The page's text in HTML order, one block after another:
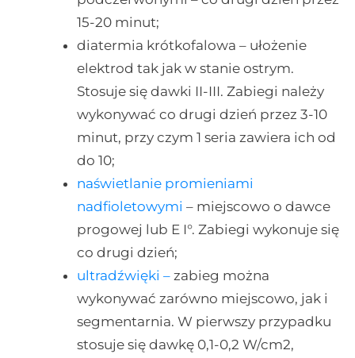
15-20 minut;
diatermia krótkofalowa – ułożenie
elektrod tak jak w stanie ostrym.
Stosuje się dawki II-III. Zabiegi należy
wykonywać co drugi dzień przez 3-10
minut, przy czym 1 seria zawiera ich od
do 10;
naświetlanie promieniami
nadfioletowymi – miejscowo o dawce
progowej lub E I°. Zabiegi wykonuje się
co drugi dzień;
ultradźwięki –zabieg można
wykonywać zarówno miejscowo, jak i
segmentarnia. W pierwszy przypadku
stosuje się dawkę 0,1-0,2 W/cm2,